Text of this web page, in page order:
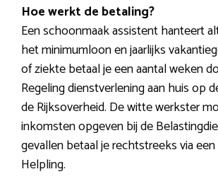
Hoe werkt de betaling?
Een schoonmaak assistent hanteert
het minimumloon en jaarlijks
of ziekte betaal je een aantal weken
Regeling dienstverlening aan huis op
de Rijksoverheid. De witte werkster
inkomsten opgeven bij de
gevallen betaal je rechtstreeks via
Helpling.